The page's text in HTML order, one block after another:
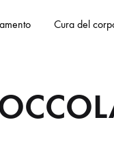
Cura del